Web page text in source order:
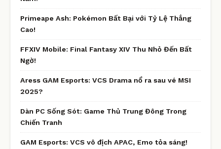
Primeape Ash: Pokémon Bất Bại với Tỷ Lệ Thắng
Cao!
FFXIV Mobile: Final Fantasy XIV Thu Nhỏ Đến Bất
Ngờ!
Aress GAM Esports: VCS Drama nổ ra sau vé MSI
2025?
Dàn PC Sống Sót: Game Thủ Trung Đông Trong
Chiến Tranh
GAM Esports: VCS vô địch APAC, Emo tỏa sáng!